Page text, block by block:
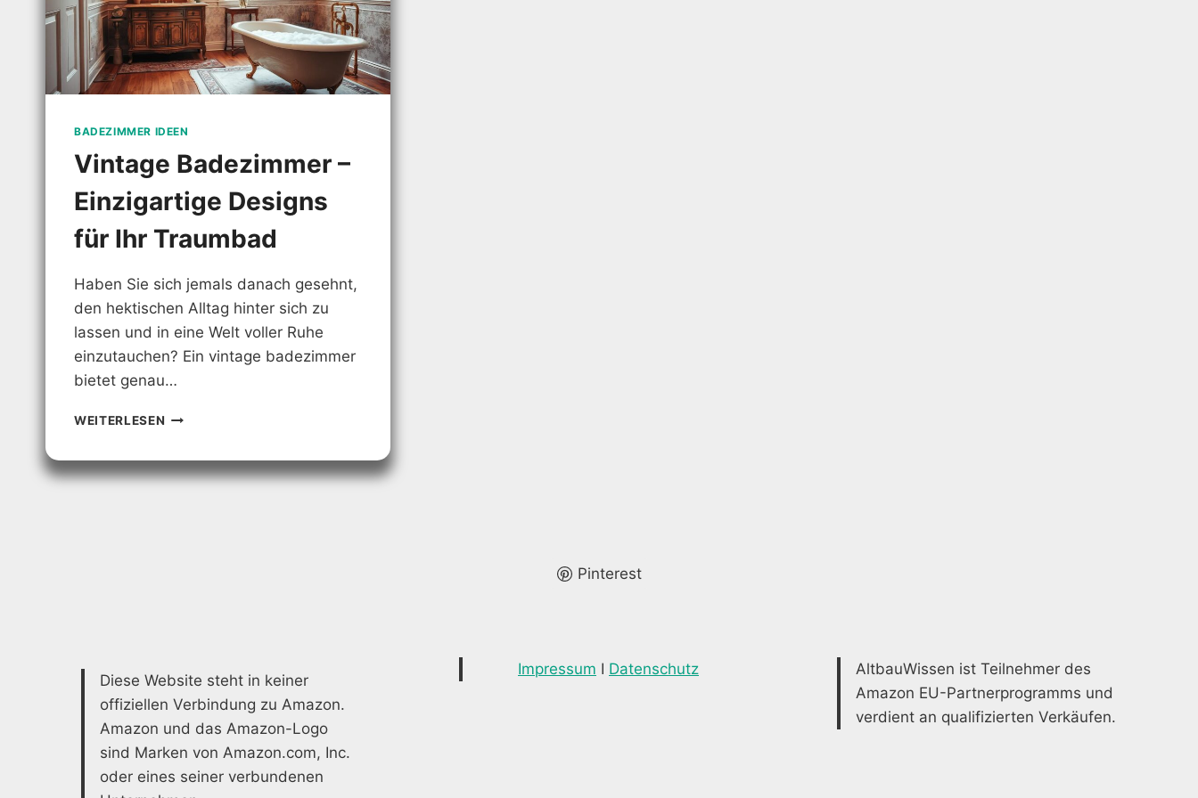
BADEZIMMER IDEEN
Vintage Badezimmer –
Einzigartige Designs
für Ihr Traumbad
Haben Sie sich jemals danach gesehnt,
den hektischen Alltag hinter sich zu
lassen und in eine Welt voller Ruhe
einzutauchen? Ein vintage badezimmer
bietet genau…
WEITERLESEN VINTAGE
EINZIGARTIGE
Pinterest
Diese Website steht in keiner
offiziellen Verbindung zu Amazon.
Amazon und das Amazon-Logo
sind Marken von Amazon.com, Inc.
oder eines seiner verbundenen
Impressum I Datenschutz
AltbauWissen ist Teilnehmer des
Amazon EU-Partnerprogramms und
verdient an qualifizierten Verkäufen.